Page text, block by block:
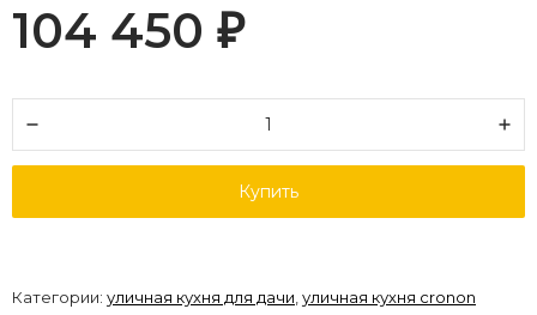
104 450 ₽
Купить
Категории: уличная кухня для дачи,уличная кухня cronon